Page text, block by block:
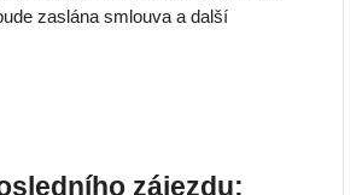
zaslána smlouva a další
zájezdu: